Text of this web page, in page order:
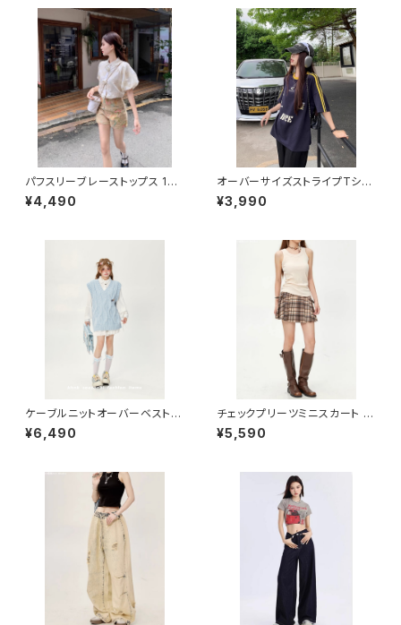
パフスリーブレーストップス 101
3-240806017
¥4,490
オーバーサイズストライプTシャ
ツ 1013-240806013
¥3,990
ケーブルニットオーバーベスト 1
013-240905016
¥6,490
チェックプリーツミニスカート 1
013-240905007
¥5,590